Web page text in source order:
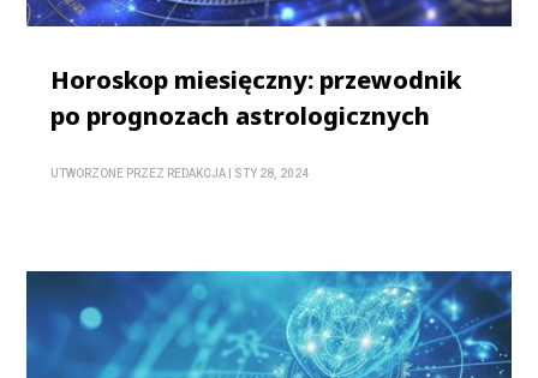
Horoskop miesięczny: przewodnik
po prognozach astrologicznych
UTWORZONE PRZEZ REDAKCJA STY 28, 2024